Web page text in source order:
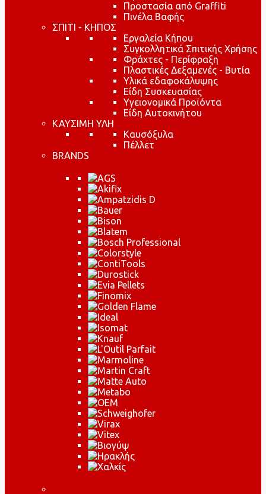
Προστασία από Graffiti
Πινέλα Βαφής
ΣΠΙΤΙ - ΚΗΠΟΣ
Εργαλεία Κήπου
Συγκολλητικά Σπιτικής Χρήσης
Φράχτες - Περίφραξη
Πλαστικές Δεξαμενές - Βυτία
Υλικά εδαφοκάλυψης
Είδη Συσκευασίας
Υγειονομικά Προϊόντα
Είδη Αυτοκινήτου
ΚΑΥΣΙΜΗ ΥΛΗ
Καυσόξυλα
Πέλλετ
BRANDS